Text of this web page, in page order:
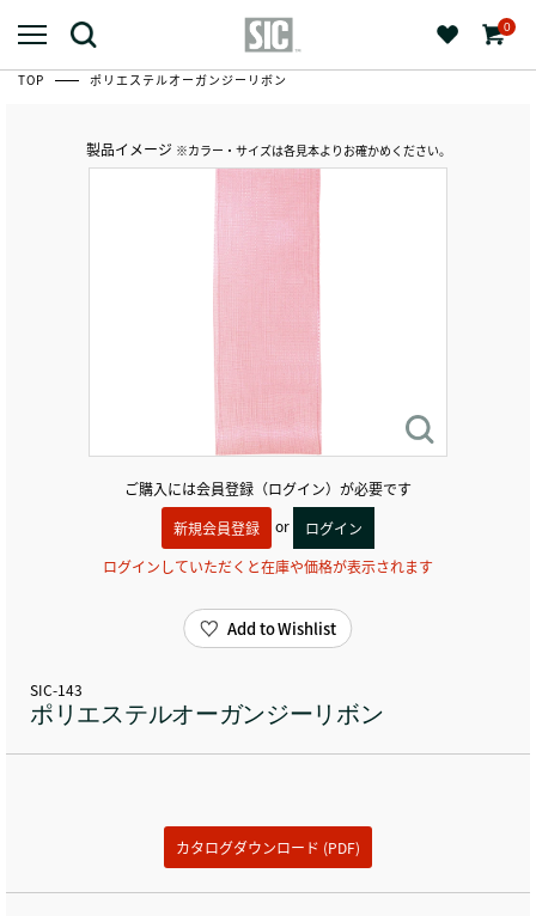
0
TOP ポリエステルオーガンジーリボン
製品イメージ ※カラー・サイズは各見本よりお確かめください。
ご購入には会員登録（ログイン）が必要です
新規会員登録
or
ログイン
ログインしていただくと在庫や価格が表示されます
SIC-143
ポリエステルオーガンジーリボン
カタログダウンロード (PDF)
Add to Wishlist